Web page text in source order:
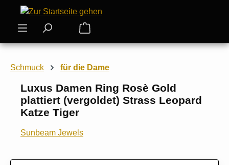
Zum Hauptinhalt springen
Warenkorb enthält 0 Positionen.
Schmuck für die Dame
Luxus Damen Ring Rosè Gold
plattiert (vergoldet) Strass Leopard
Katze Tiger
Sunbeam Jewels